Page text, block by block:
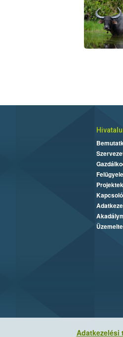
Adatkezelési
Projektek